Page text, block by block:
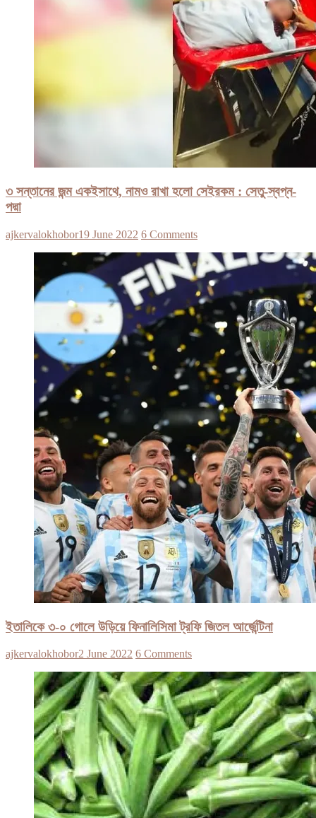
৩ সন্তানের জন্ম একইসাথে, নামও রাখা হলো সেইরকম : সেতু-স্বপ্ন-
পদ্মা
ajkervalokhobor19 June 2022 6 Comments
ইতালিকে ৩-০ গোলে উড়িয়ে ফিনালিসিমা ট্রফি জিতল আর্জেন্টিনা
ajkervalokhobor2 June 2022 6 Comments